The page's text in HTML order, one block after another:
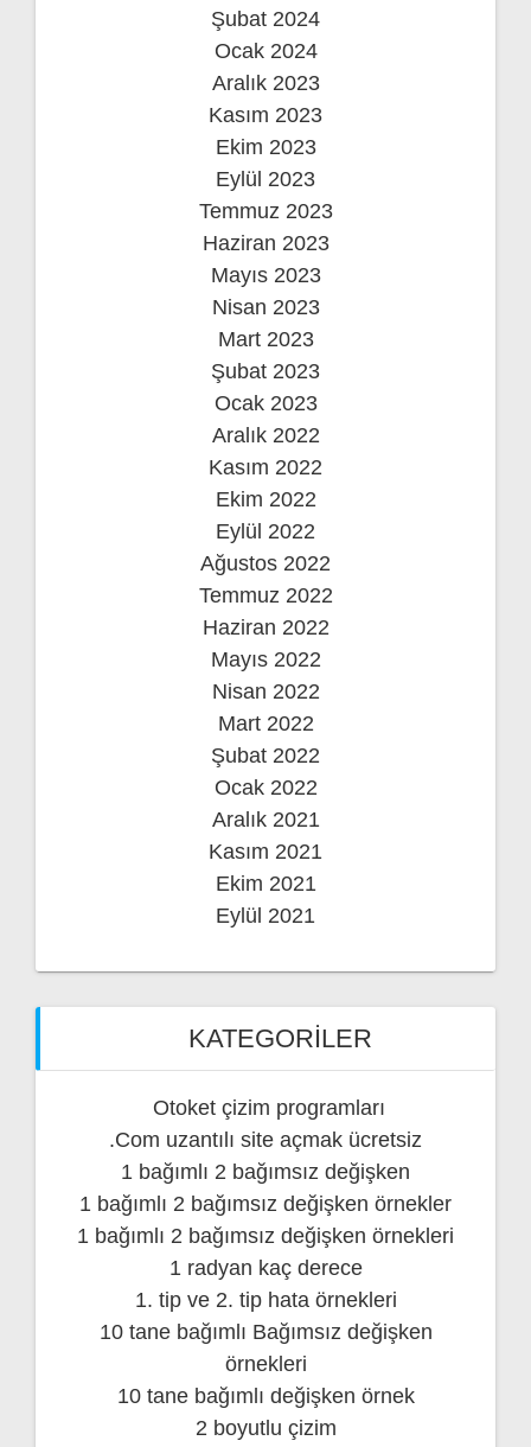
Şubat 2024
Ocak 2024
Aralık 2023
Kasım 2023
Ekim 2023
Eylül 2023
Temmuz 2023
Haziran 2023
Mayıs 2023
Nisan 2023
Mart 2023
Şubat 2023
Ocak 2023
Aralık 2022
Kasım 2022
Ekim 2022
Eylül 2022
Ağustos 2022
Temmuz 2022
Haziran 2022
Mayıs 2022
Nisan 2022
Mart 2022
Şubat 2022
Ocak 2022
Aralık 2021
Kasım 2021
Ekim 2021
Eylül 2021
KATEGORILER
Otoket çizim programları
.Com uzantılı site açmak ücretsiz
1 bağımlı 2 bağımsız değişken
1 bağımlı 2 bağımsız değişken örnekler
1 bağımlı 2 bağımsız değişken örnekleri
1 radyan kaç derece
1. tip ve 2. tip hata örnekleri
10 tane bağımlı Bağımsız değişken
örnekleri
10 tane bağımlı değişken örnek
2 boyutlu çizim